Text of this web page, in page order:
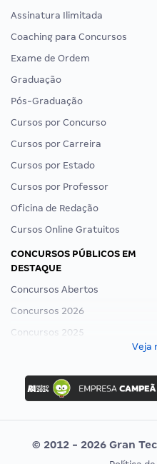
Assinatura Ilimitada
Coaching para Concursos
Exame de Ordem
Graduação
Pós-Graduação
Cursos por Concurso
Cursos por Carreira
Cursos por Estado
Cursos por Professor
Oficina de Redação
Cursos Online Gratuitos
CONCURSOS PÚBLICOS EM
DESTAQUE
Concursos Abertos
Concursos 2026
Concursos 2025
Concurso Nacional Unificado
Concurso Ibama
Concurso MPU
Editais publicados
Veja
© 2012 - 2026 Gran